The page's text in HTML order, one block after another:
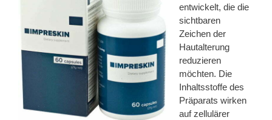
entwickelt, die die
sichtbaren
Zeichen der
Hautalterung
reduzieren
möchten. Die
Inhaltsstoffe des
Präparats wirken
auf zellulärer